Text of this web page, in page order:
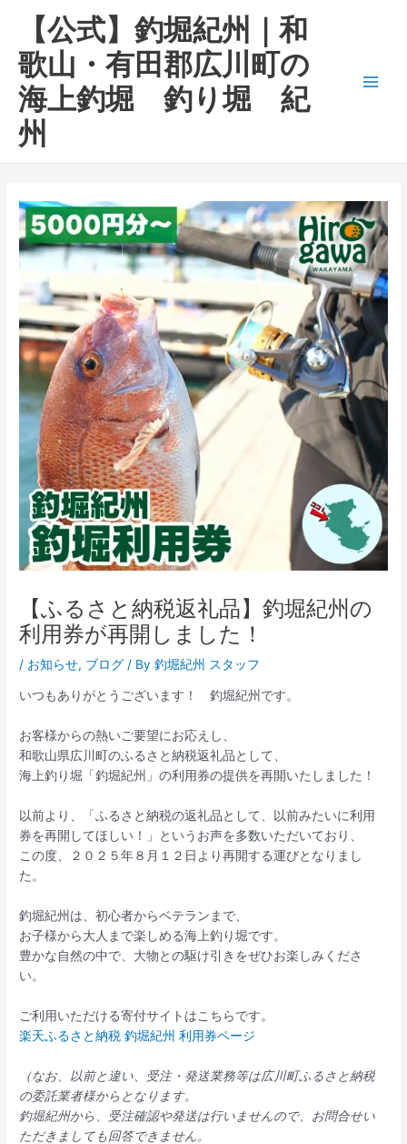
【公式】釣堀紀州｜和
歌山・有田郡広川町の
海上釣堀 釣り堀 紀
州
【ふるさと納税返礼品】釣堀紀州の
利用券が再開しました！
/ お知らせ, ブログ / By釣堀紀州 スタッフ
いつもありがとうございます！ 釣堀紀州です。
お客様からの熱いご要望にお応えし、
和歌山県広川町のふるさと納税返礼品として、
海上釣り堀「釣堀紀州」の利用券の提供を再開いたしました！
以前より、「ふるさと納税の返礼品として、以前みたいに利用
券を再開してほしい！」というお声を多数いただいており、
この度、２０２５年８月１２日より再開する運びとなりまし
た。
釣堀紀州は、初心者からベテランまで、
お子様から大人まで楽しめる海上釣り堀です。
豊かな自然の中で、大物との駆け引きをぜひお楽しみくださ
い。
ご利用いただける寄付サイトはこちらです。
楽天ふるさと納税 釣堀紀州 利用券ページ
（なお、以前と違い、受注・発送業務等は広川町ふるさと納税
の委託業者様からとなります。
釣堀紀州から、受注確認や発送は行いませんので、お問合せい
ただきましても回答できません。